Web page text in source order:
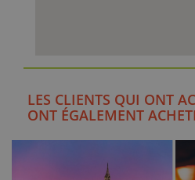
LES CLIENTS QUI ONT
ONT ÉGALEMENT